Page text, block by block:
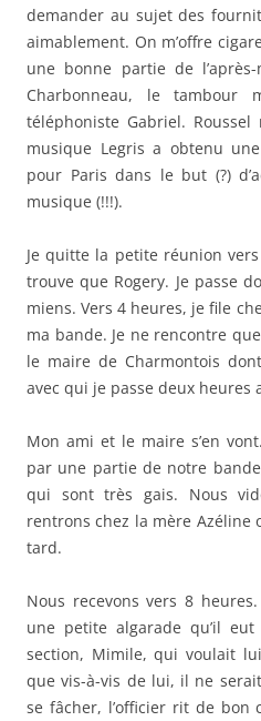
demander au sujet des
aimablement. On m’offre
une bonne partie de
Charbonneau, le tambour
téléphoniste Gabriel.
musique Legris a obtenu
pour Paris dans le but (?)
musique (!!!).
Je quitte la petite réunion
trouve que Rogery. Je passe
miens. Vers 4 heures, je file
ma bande. Je ne rencontre
le maire de Charmontois
avec qui je passe deux heures
Mon ami et le maire s’en
par une partie de notre
qui sont très gais. Nous
rentrons chez la mère Azéline
tard.
Nous recevons vers 8
une petite algarade qu’il
section, Mimile, qui voulait
que vis-à-vis de lui, il ne
se fâcher, l’officier rit de